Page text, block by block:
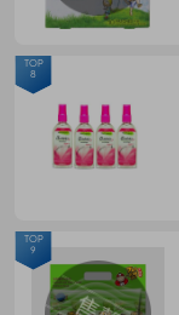
TOP
8
TOP
9